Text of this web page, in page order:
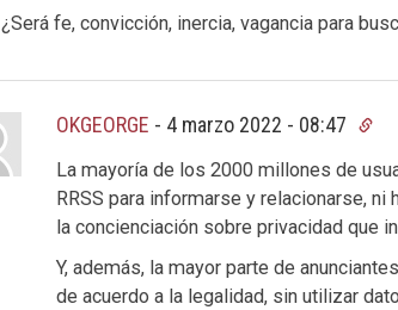
¿Será fe, convicción, inercia, vagancia para
OKGEORGE - 4 marzo 2022 - 08:47
La mayoría de los 2000 millones de
RRSS para informarse y relacionarse,
la concienciación sobre privacidad que
Y, además, la mayor parte de
de acuerdo a la legalidad, sin utilizar